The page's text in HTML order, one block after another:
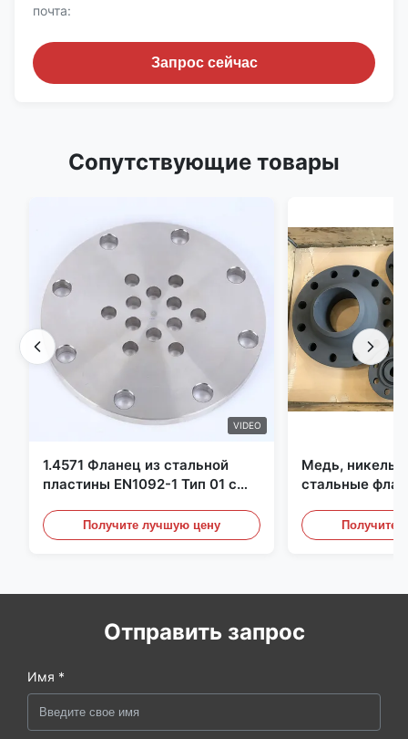
почта:
Запрос сейчас
Сопутствующие товары
VIDEO
1.4571 Фланец из стальной
пластины EN1092-1 Тип 01 с
2
Получите лучшую цену
Медь, никель,
стальные
углеродистой
Получите
Отправить запрос
Имя *